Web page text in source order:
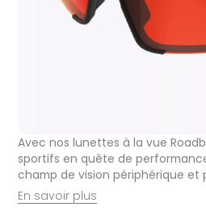
Avec nos lunettes à la vue
sportifs en quête de
champ de vision périphérique et
En savoir plus